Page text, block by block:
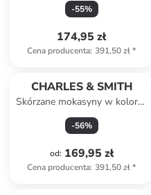
-55%
174,95 zł
Cena producenta: 391,50 zł*
CHARLES & SMITH
Skórzane mokasyny w kolorze
granatowym
-56%
od: 169,95 zł
Cena producenta: 391,50 zł*